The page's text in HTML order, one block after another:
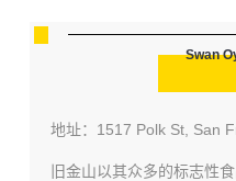
Swan
地址：1517 Polk St, San
旧金山以其众多的标志性